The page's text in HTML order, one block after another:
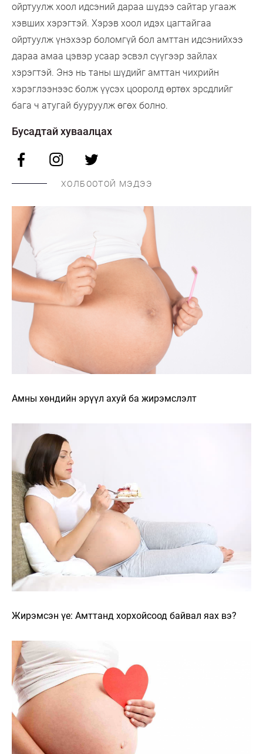
ойртуулж хоол идсэний дараа шүдээ сайтар угааж
хэвших хэрэгтэй. Хэрэв хоол идэх цагтайгаа
ойртуулж үнэхээр боломгүй бол амттан идсэнийхээ
дараа амаа цэвэр усаар эсвэл сүүгээр зайлах
хэрэгтэй. Энэ нь таны шүдийг амттан чихрийн
хэрэглээнээс болж үүсэх цооролд өртөх эрсдлийг
бага ч атугай бууруулж өгөх болно.
Бусадтай хуваалцах
ХОЛБООТОЙ МЭДЭЭ
Амны хөндийн эрүүл ахуй ба жирэмслэлт
Жирэмсэн үе: Амттанд хорхойсоод байвал яах вэ?